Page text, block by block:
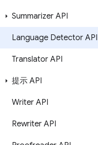
Summarizer API
Language Detector API
Translator API
提示 API
Writer API
Rewriter API